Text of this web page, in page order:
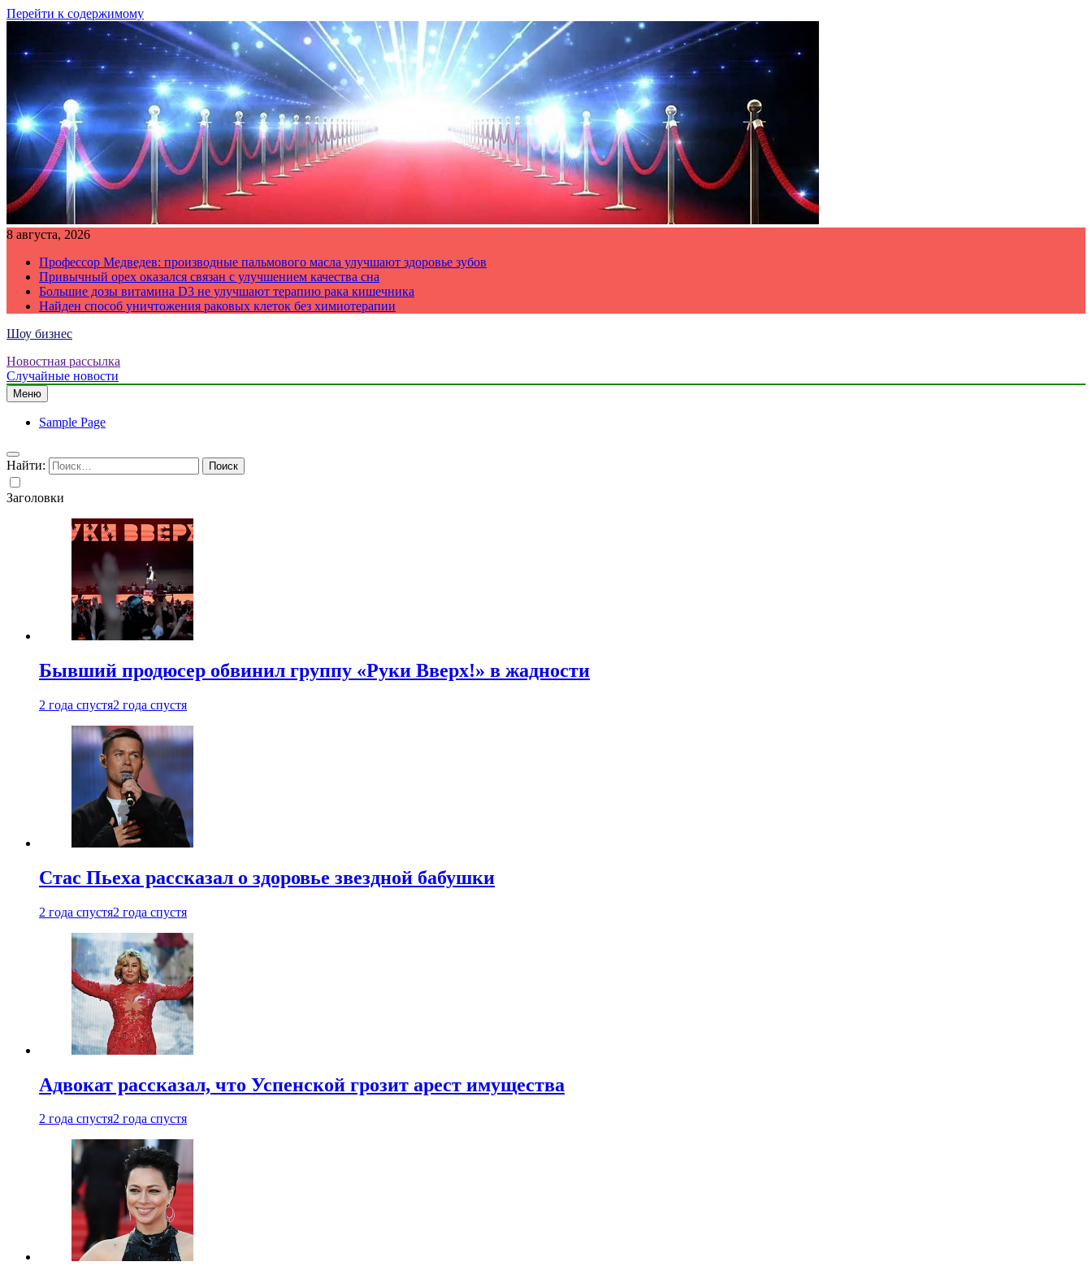
Перейти к содержимому
8 августа, 2026
Профессор Медведев: производные пальмового масла улучшают здоровье зубов
Привычный орех оказался связан с улучшением качества сна
Большие дозы витамина D3 не улучшают терапию рака кишечника
Найден способ уничтожения раковых клеток без химиотерапии
Шоу бизнес
Новостная рассылка
Случайные новости
Меню
Sample Page
Найти:
Заголовки
Бывший продюсер обвинил группу «Руки Вверх!» в жадности
2 года спустя2 года спустя
Стас Пьеха рассказал о здоровье звездной бабушки
2 года спустя2 года спустя
Адвокат рассказал, что Успенской грозит арест имущества
2 года спустя2 года спустя